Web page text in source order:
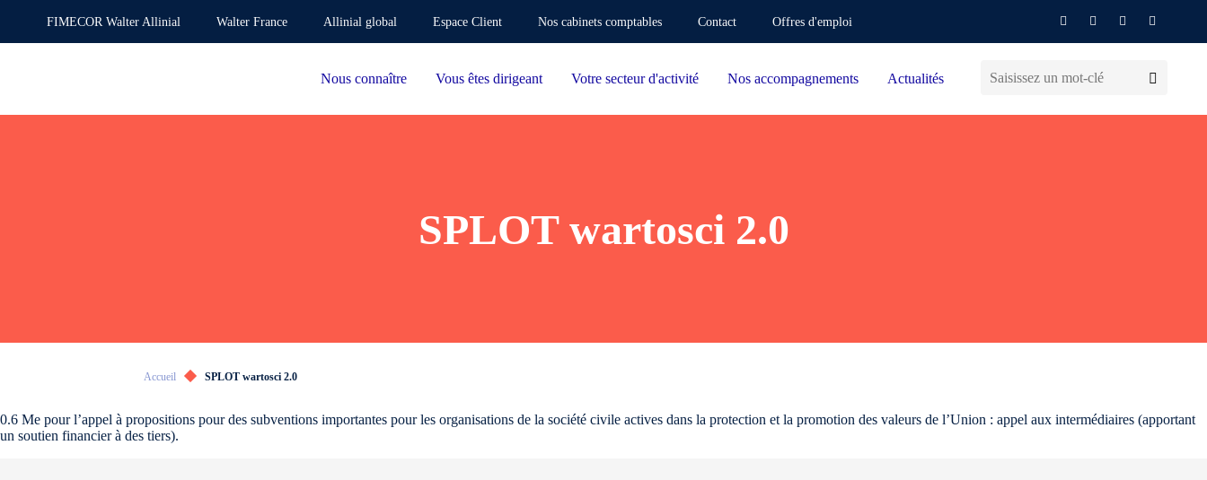
FIMECOR Walter Allinial Walter France Allinial global Espace Client Nos cabinets comptables Contact Offres d'emploi
Nous connaître Vous êtes dirigeant Votre secteur d'activité Nos accompagnements Actualités
SPLOT wartosci 2.0
Accueil SPLOT wartosci 2.0
0.6 Me pour l’appel à propositions pour des subventions importantes pour les organisations de la société civile actives dans la protection et la promotion des valeurs de l’Union : appel aux intermédiaires (apportant
un soutien financier à des tiers).